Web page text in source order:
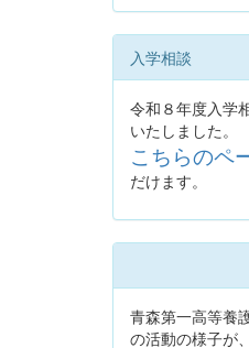
入学相談
令和８年度入学
いたしました。
こちらのペ
だけます。
青森第一高等養
の活動の様子が